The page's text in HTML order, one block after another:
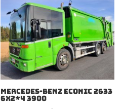
MERCEDES-BENZ ECONIC 2633
6X2*4 3900